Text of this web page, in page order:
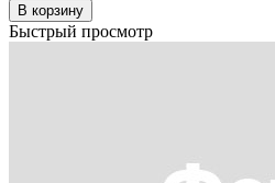
В корзину
Быстрый просмотр